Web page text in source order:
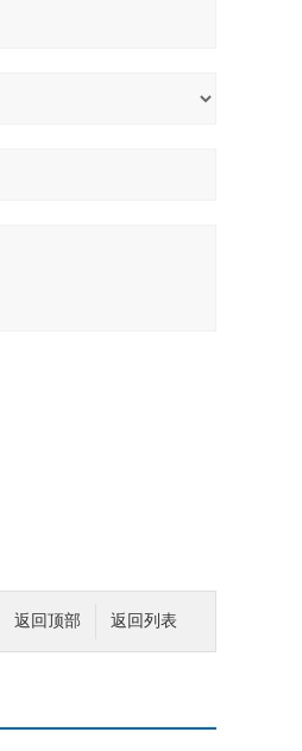
返回列表
返回顶部